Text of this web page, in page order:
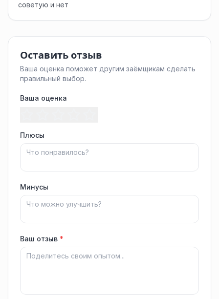
советую и нет
Оставить отзыв
Ваша оценка поможет другим заёмщикам сделать
правильный выбор.
Ваша оценка
Плюсы
Минусы
Ваш отзыв *